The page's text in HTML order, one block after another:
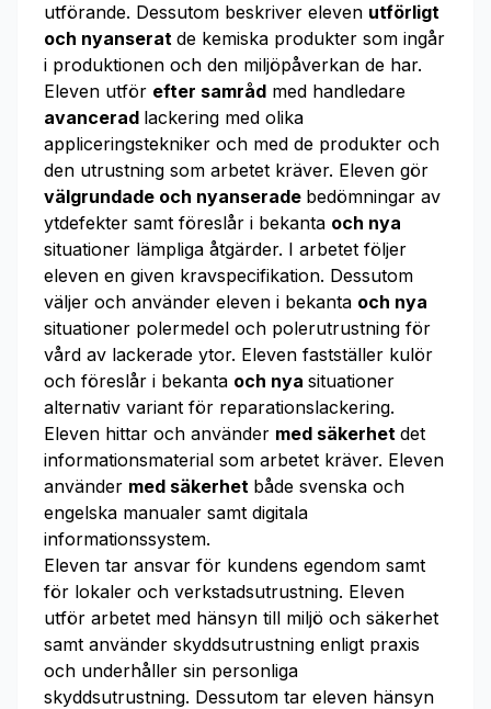
utförande. Dessutom beskriver eleven utförligt
och nyanserat de kemiska produkter som ingår
i produktionen och den miljöpåverkan de har.
Eleven utför efter samråd med handledare
avancerad lackering med olika
appliceringstekniker och med de produkter och
den utrustning som arbetet kräver. Eleven gör
välgrundade och nyanserade bedömningar av
ytdefekter samt föreslår i bekanta och nya
situationer lämpliga åtgärder. I arbetet följer
eleven en given kravspecifikation. Dessutom
väljer och använder eleven i bekanta och nya
situationer polermedel och polerutrustning för
vård av lackerade ytor. Eleven fastställer kulör
och föreslår i bekanta och nya situationer
alternativ variant för reparationslackering.
Eleven hittar och använder med säkerhet det
informationsmaterial som arbetet kräver. Eleven
använder med säkerhet både svenska och
engelska manualer samt digitala
informationssystem.
Eleven tar ansvar för kundens egendom samt
för lokaler och verkstadsutrustning. Eleven
utför arbetet med hänsyn till miljö och säkerhet
samt använder skyddsutrustning enligt praxis
och underhåller sin personliga
skyddsutrustning. Dessutom tar eleven hänsyn